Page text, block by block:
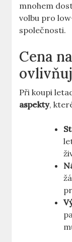
mnohem
volbu pro
společnosti.
Cena
Při koupi
aspekty,